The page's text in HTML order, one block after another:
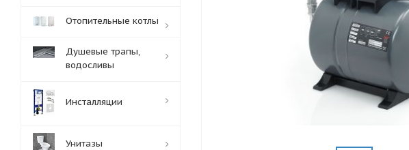
Отопительные котлы
Душевые трапы,
водосливы
Инсталляции
Унитазы